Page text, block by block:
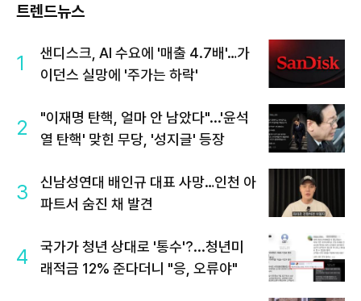
트렌드뉴스
1
샌디스크, AI 수요에 '매출 4.7배'…가
이던스 실망에 '주가는 하락'
2
"이재명 탄핵, 얼마 안 남았다"...'윤석
열 탄핵' 맞힌 무당, '성지글' 등장
3
신남성연대 배인규 대표 사망…인천 아
파트서 숨진 채 발견
4
국가가 청년 상대로 '통수'?...청년미
래적금 12% 준다더니 "응, 오류야"